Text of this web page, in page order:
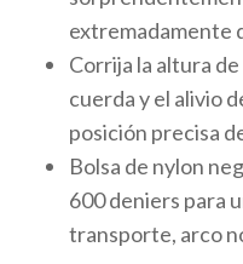
extremadamente
Corrija la altura
cuerda y el alivio
posición precisa
Bolsa de nylon
600 deniers para
transporte, arco